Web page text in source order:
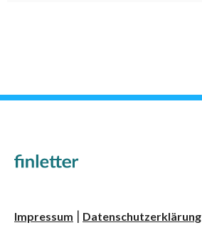
Impressum Datenschutzerklärung